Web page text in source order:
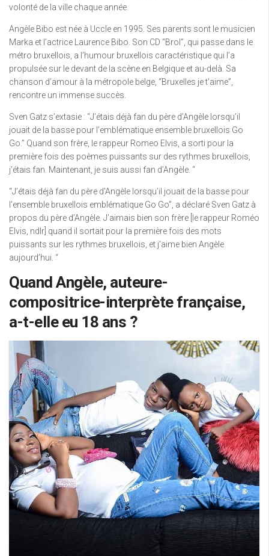
volonté de la ville chaque année.
Angèle Bibo est née à Uccle en 1995. Ses parents sont le musicien
Marka et l’actrice Laurence Bibo. Son CD “Brol”, qui passe dans le
métro bruxellois, a l’humour bruxellois caractéristique qui l’a
propulsée sur le devant de la scène en Belgique et au-delà. Sa
chanson d’amour à la métropole belge, “Bruxelles je t’aime”,
rencontre un immense succès.
Sven Gatz s’extasie : “J’étais déjà fan du père d’Angèle lorsqu’il
jouait de la basse pour l’emblématique ensemble bruxellois Go
Go.” Quand son frère, le rappeur Romeo Elvis, a sorti pour la
première fois des poèmes puissants sur des rythmes bruxellois,
j’étais fan. Maintenant, je suis aussi fan d’Angèle. “
“J’étais déjà fan du père d’Angèle lorsqu’il jouait de la basse pour
l’ensemble bruxellois emblématique Go Go”, a déclaré Sven Gatz à
propos du père d’Angèle. J’aimais bien son frère [le rappeur Roméo
Elvis, ndlr] quand il sortait pour la première fois des mots
puissants sur les rythmes bruxellois, et j’aime bien Angèle
aujourd’hui. “
Quand Angèle, auteure-
compositrice-interprète française,
a-t-elle eu 18 ans ?